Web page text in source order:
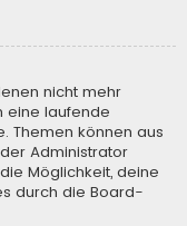
nicht mehr
eine laufende
Themen können aus
Administrator
Möglichkeit, deine
durch die Board-